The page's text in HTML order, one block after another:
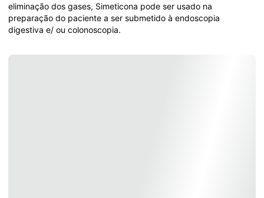
eliminação dos gases, Simeticona pode ser usado na
preparação do paciente a ser submetido à endoscopia
digestiva e/ ou colonoscopia.